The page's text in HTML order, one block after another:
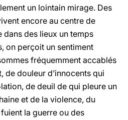
un lointain mirage. Des
encore au centre de
dans des lieux un temps
on perçoit un sentiment
fréquemment accablés
de douleur d’innocents qui
de deuil de qui pleure un
et de la violence, du
la guerre ou des